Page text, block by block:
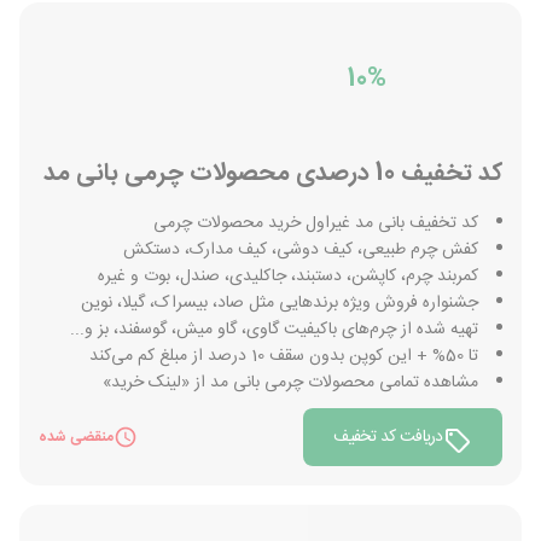
10%
کد تخفیف 10 درصدی محصولات چرمی بانی مد
کد تخفیف بانی مد غیراول خرید محصولات چرمی
کفش چرم طبیعی، کیف دوشی، کیف مدارک، دستکش
کمربند چرم، کاپشن، دستبند، جاکلیدی، صندل، بوت و غیره
جشنواره فروش ویژه برندهایی مثل صاد، بیسراک، گیلا، نوین
تهیه شده از چرم‌های باکیفیت گاوی، گاو میش، گوسفند، بز و...
تا 50% + این کوپن بدون سقف 10 درصد از مبلغ کم می‌کند
مشاهده تمامی محصولات چرمی بانی مد از «لینک خرید»
دریافت کد تخفیف
منقضی شده